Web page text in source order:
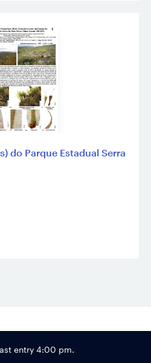
do Parque Estadual Serra
Footer
entry 4:00 pm.